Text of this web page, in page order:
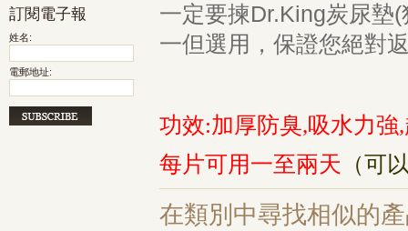
訂閱電子報
姓名:
電郵地址:
一定要揀Dr.King炭尿墊
一但選用，保證您絕對
功效:加厚防臭,吸水力強
每片可用一至兩天 （可
在類別中尋找相似的